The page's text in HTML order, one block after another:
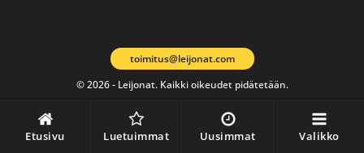
Etusivu Luetuimmat Uusimmat Valikko
© 2026 - Leijonat. Kaikki oikeudet pidätetään.
toimitus@leijonat.com